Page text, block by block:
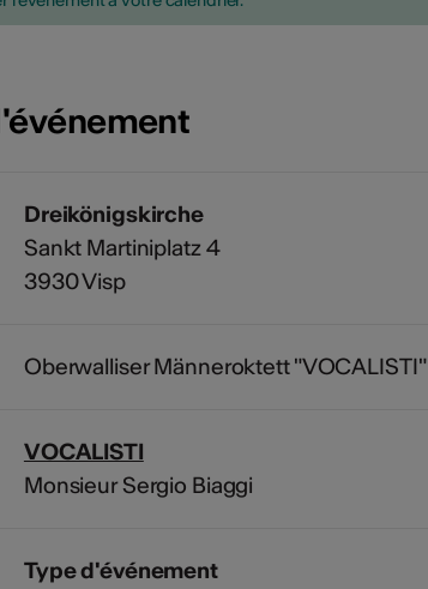
Dreikönigskirche
Sankt Martiniplatz 4
3930 Visp
Oberwalliser Männeroktett "VOCALISTI"
VOCALISTI
Monsieur Sergio Biaggi
Type d'événement